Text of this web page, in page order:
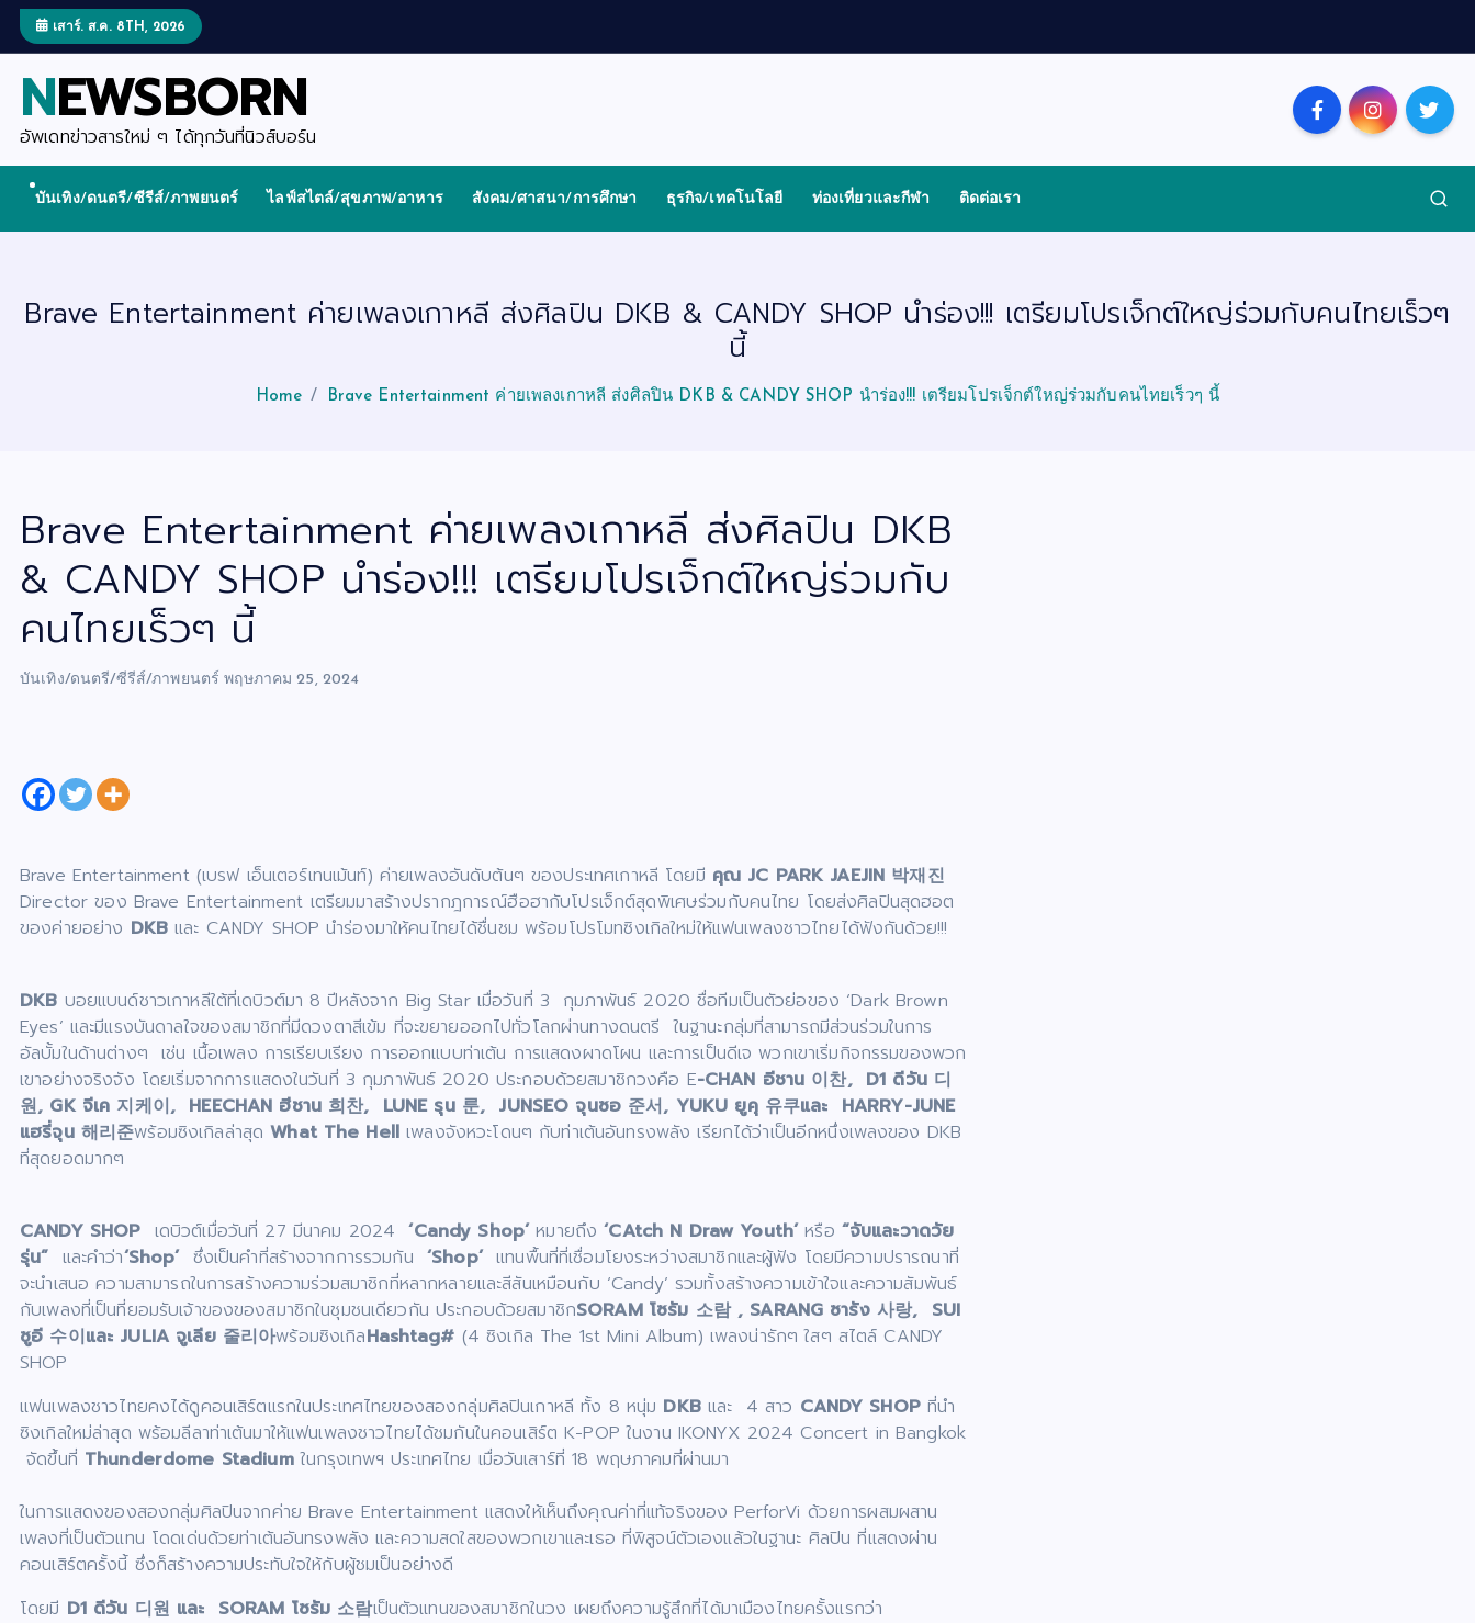
t
เสาร์. ส.ค. 8TH, 2026
NEWSBORN
อัพเดทข่าวสารใหม่ ๆ ได้ทุกวันที่นิวส์บอร์น
บันเทิง/ดนตรี/ซีรีส์/ภาพยนตร์ ไลฟ์สไตล์/สุขภาพ/อาหาร สังคม/ศาสนา/การศึกษา ธุรกิจ/เทคโนโลยี ท่องเที่ยวและกีฬา ติดต่อเรา
Brave Entertainment ค่ายเพลงเกาหลี ส่งศิลปิน DKB & CANDY SHOP นำร่อง!!! เตรียมโปรเจ็กต์ใหญ่ร่วมกับคนไทยเร็วๆ
นี้
Home Brave Entertainment ค่ายเพลงเกาหลี ส่งศิลปิน DKB & CANDY SHOP นำร่อง!!! เตรียมโปรเจ็กต์ใหญ่ร่วมกับคนไทยเร็วๆ นี้
Brave Entertainment ค่ายเพลงเกาหลี ส่งศิลปิน DKB
& CANDY SHOP นำร่อง!!! เตรียมโปรเจ็กต์ใหญ่ร่วมกับ
คนไทยเร็วๆ นี้
บันเทิง/ดนตรี/ซีรีส์/ภาพยนตร์ พฤษภาคม 25, 2024
Brave Entertainment (เบรฟ เอ็นเตอร์เทนเม้นท์) ค่ายเพลงอันดับต้นๆ ของประเทศเกาหลี โดยมี คุณ JC PARK JAEJIN 박재진
Director ของ Brave Entertainment เตรียมมาสร้างปรากฎการณ์ฮือฮากับโปรเจ็กต์สุดพิเศษร่วมกับคนไทย โดยส่งศิลปินสุดฮอต
ของค่ายอย่าง DKBและ CANDY SHOP นำร่องมาให้คนไทยได้ชื่นชม พร้อมโปรโมทซิงเกิลใหม่ให้แฟนเพลงชาวไทยได้ฟังกันด้วย!!!
DKB บอยแบนด์ชาวเกาหลีใต้ที่เดบิวต์มา 8 ปีหลังจาก Big Star เมื่อวันที่ 3 กุมภาพันธ์ 2020 ชื่อทีมเป็นตัวย่อของ ‘Dark Brown
Eyes’ และมีแรงบันดาลใจของสมาชิกที่มีดวงตาสีเข้ม ที่จะขยายออกไปทั่วโลกผ่านทางดนตรี ในฐานะกลุ่มที่สามารถมีส่วนร่วมในการ
อัลบั้มในด้านต่างๆ เช่น เนื้อเพลง การเรียบเรียง การออกแบบท่าเต้น การแสดงผาดโผน และการเป็นดีเจ พวกเขาเริ่มกิจกรรมของพวก
เขาอย่างจริงจัง โดยเริ่มจากการแสดงในวันที่ 3 กุมภาพันธ์ 2020 ประกอบด้วยสมาชิกวงคือ E-CHAN อีชาน 이찬, D1 ดีวัน 디
원, GK จีเค 지케이, HEECHAN ฮีชาน 희찬, LUNE รุน 룬, JUNSEO จุนซอ 준서, YUKU ยูคุ 유쿠และ HARRY-JUNE
แฮรี่จุน 해리준พร้อมซิงเกิลล่าสุด What The Hell เพลงจังหวะโดนๆ กับท่าเต้นอันทรงพลัง เรียกได้ว่าเป็นอีกหนึ่งเพลงของ DKB
ที่สุดยอดมากๆ
CANDY SHOP เดบิวต์เมื่อวันที่ 27 มีนาคม 2024‘Candy Shop’หมายถึง‘CAtch N Draw Youth’หรือ “จับและวาดวัย
รุ่น” และคำว่า‘Shop’ ซึ่งเป็นคำที่สร้างจากการรวมกัน‘Shop’แทนพื้นที่ที่เชื่อมโยงระหว่างสมาชิกและผู้ฟัง โดยมีความปรารถนาที่
จะนําเสนอ ความสามารถในการสร้างความร่วมสมาชิกที่หลากหลายและสีสันเหมือนกับ ‘Candy’ รวมทั้งสร้างความเข้าใจและความสัมพันธ์
กับเพลงที่เป็นที่ยอมรับเจ้าของของสมาชิกในชุมชนเดียวกัน ประกอบด้วยสมาชิกSORAM โซรัม 소람, SARANG ซารัง 사랑, SUI
ซูอี 수이และ JULIA จูเลีย 줄리아พร้อมซิงเกิลHashtag# (4 ซิงเกิล The 1st Mini Album) เพลงน่ารักๆ ใสๆ สไตล์ CANDY
SHOP
แฟนเพลงชาวไทยคงได้ดูคอนเสิร์ตแรกในประเทศไทยของสองกลุ่มศิลปินเกาหลี ทั้ง 8 หนุ่ม DKB และ 4 สาว CANDY SHOPที่นำ
ซิงเกิลใหม่ล่าสุด พร้อมลีลาท่าเต้นมาให้แฟนเพลงชาวไทยได้ชมกันในคอนเสิร์ต K-POP ในงาน IKONYX 2024 Concert in Bangkok
จัดขึ้นที่ Thunderdome Stadiumในกรุงเทพฯ ประเทศไทย เมื่อวันเสาร์ที่ 18 พฤษภาคมที่ผ่านมา
ในการแสดงของสองกลุ่มศิลปินจากค่าย Brave Entertainment แสดงให้เห็นถึงคุณค่าที่แท้จริงของ PerforVi ด้วยการผสมผสาน
เพลงที่เป็นตัวแทน โดดเด่นด้วยท่าเต้นอันทรงพลัง และความสดใสของพวกเขาและเธอ ที่พิสูจน์ตัวเองแล้วในฐานะ ศิลปิน ที่แสดงผ่าน
คอนเสิร์ตครั้งนี้ ซึ่งก็สร้างความประทับใจให้กับผู้ชมเป็นอย่างดี
โดยมี D1 ดีวัน 디원 และ SORAM โซรัม 소람เป็นตัวแทนของสมาชิกในวง เผยถึงความรู้สึกที่ได้มาเมืองไทยครั้งแรกว่า